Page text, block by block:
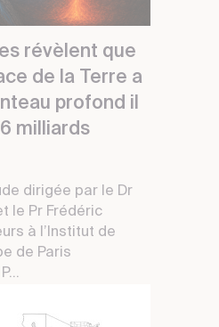
révèlent que
de la Terre a
profond il
milliards
dirigée par le Dr
le Pr Frédéric
à l’Institut de
de Paris